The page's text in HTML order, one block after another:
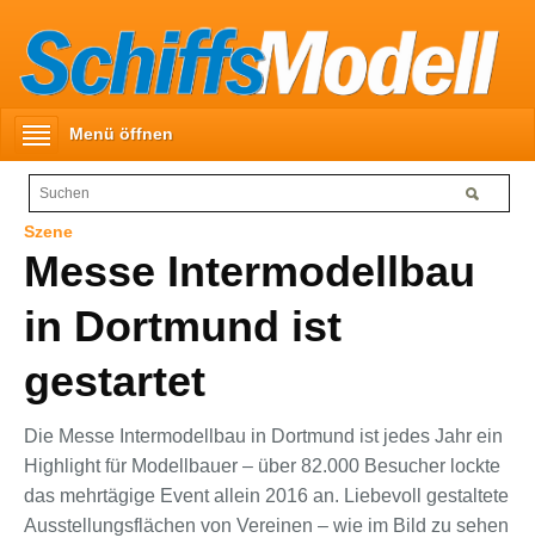
Menü öffnen
Szene
Messe Intermodellbau
in Dortmund ist
gestartet
Die Messe Intermodellbau in Dortmund ist jedes Jahr ein
Highlight für Modellbauer – über 82.000 Besucher lockte
das mehrtägige Event allein 2016 an. Liebevoll gestaltete
Ausstellungsflächen von Vereinen – wie im Bild zu sehen